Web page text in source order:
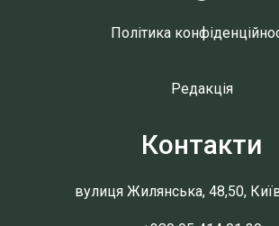
Політика
Редакція
Контакти
вулиця Жилянська, 48,50,